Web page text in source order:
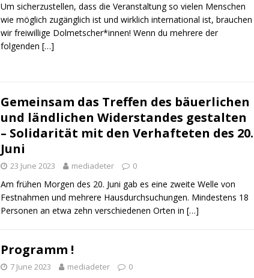
Um sicherzustellen, dass die Veranstaltung so vielen Menschen
wie möglich zugänglich ist und wirklich international ist, brauchen
wir freiwillige Dolmetscher*innen! Wenn du mehrere der
folgenden […]
Gemeinsam das Treffen des bäuerlichen
und ländlichen Widerstandes gestalten
– Solidarität mit den Verhafteten des 20.
Juni
23 June 2023 mediadeter 0
Am frühen Morgen des 20. Juni gab es eine zweite Welle von
Festnahmen und mehrere Hausdurchsuchungen. Mindestens 18
Personen an etwa zehn verschiedenen Orten in […]
Programm !
7 June 2023 mediadeter 0